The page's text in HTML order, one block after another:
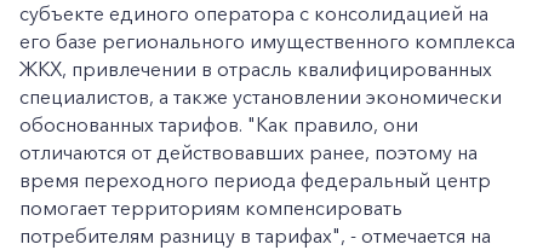
субъекте единого оператора с консолидацией на
его базе регионального имущественного комплекса
ЖКХ, привлечении в отрасль квалифицированных
специалистов, а также установлении экономически
обоснованных тарифов. "Как правило, они
отличаются от действовавших ранее, поэтому на
время переходного периода федеральный центр
помогает территориям компенсировать
потребителям разницу в тарифах", - отмечается на